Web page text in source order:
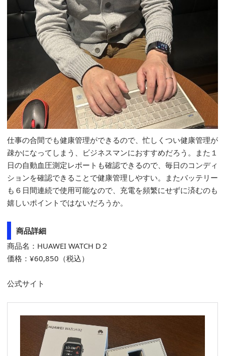
仕事の合間でも健康管理ができるので、忙しくつい健康管理が
疎かになってしまう、ビジネスマンにおすすめだろう。また１
日の自動血圧測定レポートも確認できるので、毎日のコンディ
ションを確認できることで健康管理しやすい。またバッテリー
も６日間連続で使用可能なので、充電を頻繁にせずに済むのも
嬉しいポイントではないだろうか。
商品詳細
商品名：HUAWEI WATCH D２
価格：¥60,850（税込）
公式サイト